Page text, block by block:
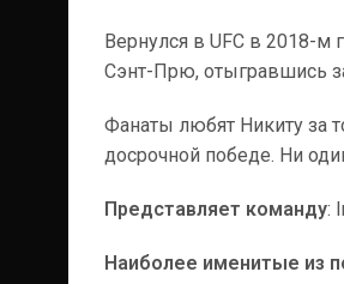
Вернулся в UFC в 2018-
Сэнт-Прю, отыгравшись
Фанаты любят Никиту за
досрочной победе. Ни
Представляет команду:
Наиболее именитые из